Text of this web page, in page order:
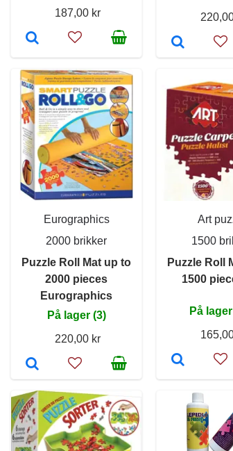
187,00 kr
Eurographics
2000 brikker
Puzzle Roll Mat up to
2000 pieces
Eurographics
På lager (3)
220,00 kr
Art
1500
Puzzle Roll
1500
På